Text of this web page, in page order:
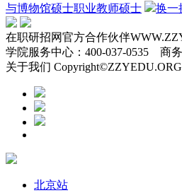
与博物馆硕士职业教师硕士 换一
在职研招网官方合作伙伴
学院服务中心：400-037-0535 商
关于我们 Copyright©ZZYEDU.ORG
北京站